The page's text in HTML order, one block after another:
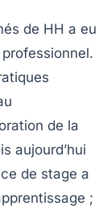
de HH a eu
de la
aujourd’hui
de stage a
;